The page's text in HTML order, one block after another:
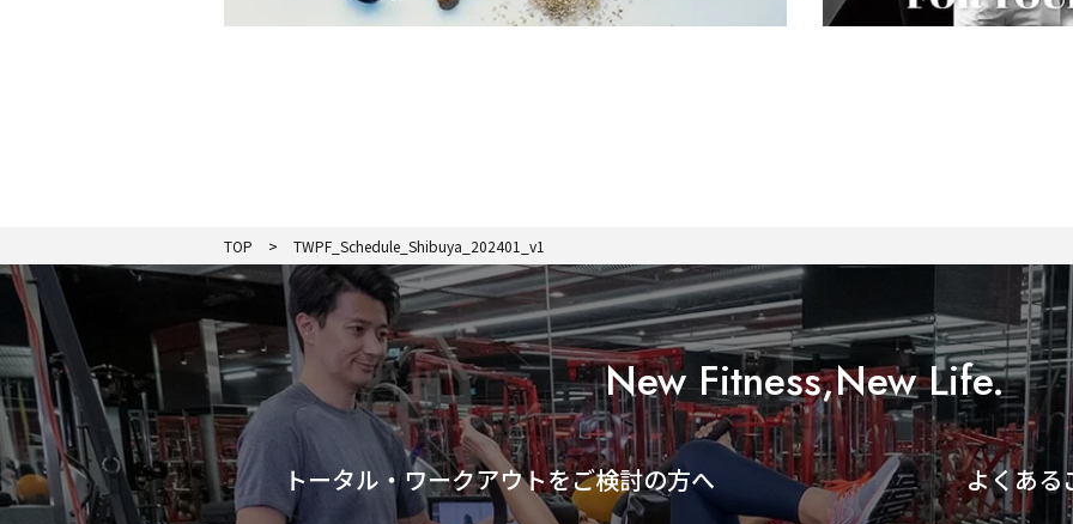
TOP TWPF_Schedule_Shibuya_202401_v1
New Fitness,New Life.
トータル・ワークアウトをご検討の方へ よくある